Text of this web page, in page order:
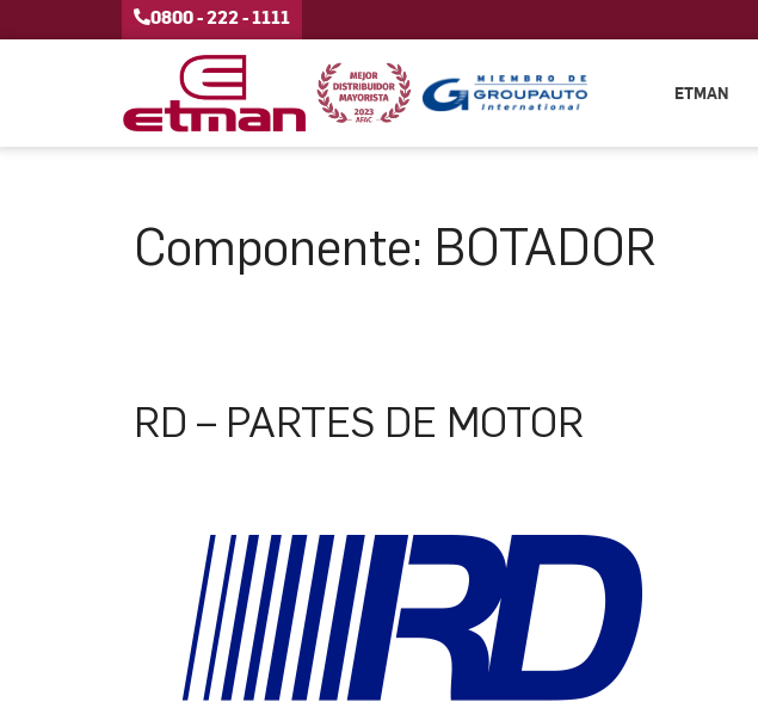
0800 - 222 - 1111
ETMAN
Componente: BOTADOR
RD – PARTES DE MOTOR